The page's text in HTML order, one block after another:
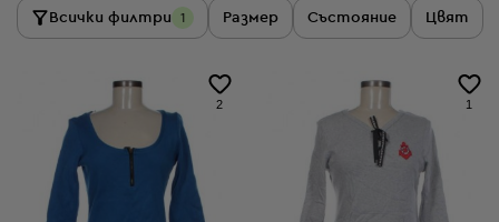
Всички филтри 1 Размер Състояние Цвят
2 1